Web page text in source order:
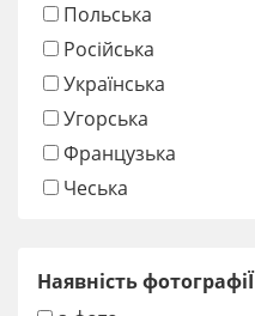
Польська
Російська
Українська
Угорська
Французька
Чеська
Наявність фотографіЇ